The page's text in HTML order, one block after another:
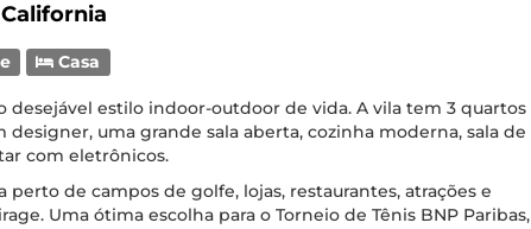
Casa
desejável estilo indoor-outdoor de vida. A vila tem 3 quartos
designer, uma grande sala aberta, cozinha moderna, sala de
com eletrônicos.
perto de campos de golfe, lojas, restaurantes, atrações e
Uma ótima escolha para o Torneio de Tênis BNP Paribas,